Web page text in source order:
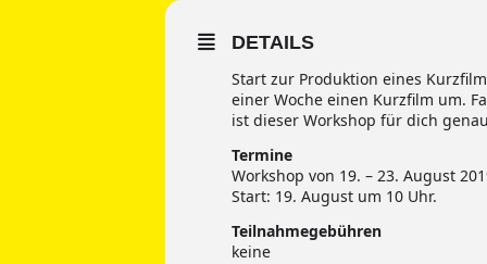
DETAILS
Start zur Produktion eines
einer Woche einen Kurzfilm um.
ist dieser Workshop für dich
Termine
Workshop von 19. – 23. August
Start: 19. August um 10 Uhr.
Teilnahmegebühren
keine